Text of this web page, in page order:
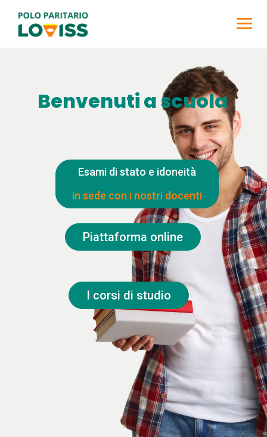
content
Benvenuti a scuola
Esami di stato e idoneità
in sede con i nostri docenti
Piattaforma online
I corsi di studio